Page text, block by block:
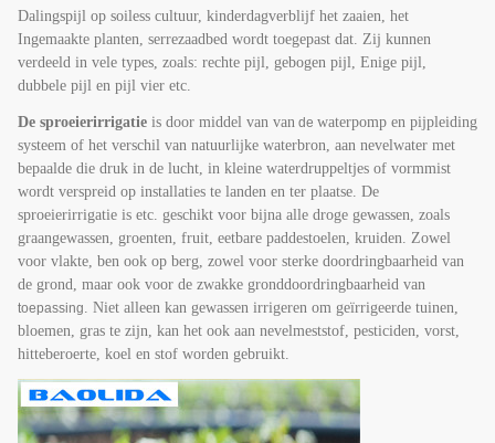
Dalingspijl op soiless cultuur, kinderdagverblijf het zaaien, het
Ingemaakte planten, serrezaadbed wordt toegepast dat. Zij kunnen
verdeeld in vele types, zoals: rechte pijl, gebogen pijl, Enige pijl,
dubbele pijl en pijl vier etc.
De sproeierirrigatie is door middel van van de waterpomp en pijpleiding
systeem of het verschil van natuurlijke waterbron, aan nevelwater met
bepaalde die druk in de lucht, in kleine waterdruppeltjes of vormmist
wordt verspreid op installaties te landen en ter plaatse. De
sproeierirrigatie is etc. geschikt voor bijna alle droge gewassen, zoals
graangewassen, groenten, fruit, eetbare paddestoelen, kruiden. Zowel
voor vlakte, ben ook op berg, zowel voor sterke doordringbaarheid van
de grond, maar ook voor de zwakke gronddoordringbaarheid van
toepassing
Niet alleen kan gewassen irrigeren om geïrrigeerde tuinen,
bloemen, gras te zijn, kan het ook aan nevelmeststof , pesticiden , vorst,
hitteberoerte, koel en stof worden gebruikt.